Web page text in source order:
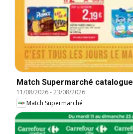
Match Supermarché catalogue
11/08/2026-23/08/2026
Match Supermarché